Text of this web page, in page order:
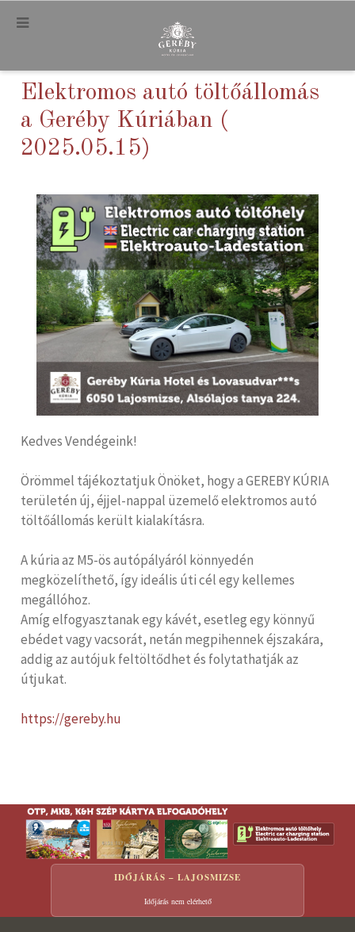
.
Elektromos autó töltőállomás
a Geréby Kúriában (
2025.05.15)
Kedves Vendégeink!
Örömmel tájékoztatjuk Önöket, hogy a GEREBY KÚRIA
területén új, éjjel-nappal üzemelő elektromos autó
töltőállomás került kialakításra.
A kúria az M5-ös autópályáról könnyedén
megközelíthető, így ideális úti cél egy kellemes
megállóhoz.
Amíg elfogyasztanak egy kávét, esetleg egy könnyű
ebédet vagy vacsorát, netán megpihennek éjszakára,
addig az autójuk feltöltődhet és folytathatják az
útjukat.
https://gereby.hu
IDŐJÁRÁS – LAJOSMIZSE
Időjárás nem elérhető